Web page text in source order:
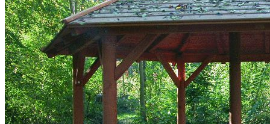
CATALOGOS
TARIFAS